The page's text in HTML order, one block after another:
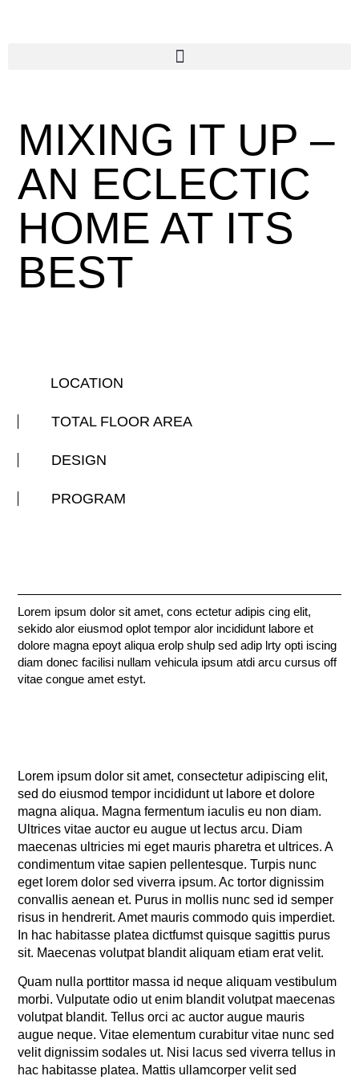
MIXING IT UP –
AN ECLECTIC
HOME AT ITS
BEST
LOCATION
TOTAL FLOOR AREA
DESIGN
PROGRAM
Lorem ipsum dolor sit amet, cons ectetur adipis cing elit,
sekido alor eiusmod oplot tempor alor incididunt labore et
dolore magna epoyt aliqua erolp shulp sed adip lrty opti iscing
diam donec facilisi nullam vehicula ipsum atdi arcu cursus off
vitae congue amet estyt.
Lorem ipsum dolor sit amet, consectetur adipiscing elit,
sed do eiusmod tempor incididunt ut labore et dolore
magna aliqua. Magna fermentum iaculis eu non diam.
Ultrices vitae auctor eu augue ut lectus arcu. Diam
maecenas ultricies mi eget mauris pharetra et ultrices. A
condimentum vitae sapien pellentesque. Turpis nunc
eget lorem dolor sed viverra ipsum. Ac tortor dignissim
convallis aenean et. Purus in mollis nunc sed id semper
risus in hendrerit. Amet mauris commodo quis imperdiet.
In hac habitasse platea dictfumst quisque sagittis purus
sit. Maecenas volutpat blandit aliquam etiam erat velit.
Quam nulla porttitor massa id neque aliquam vestibulum
morbi. Vulputate odio ut enim blandit volutpat maecenas
volutpat blandit. Tellus orci ac auctor augue mauris
augue neque. Vitae elementum curabitur vitae nunc sed
velit dignissim sodales ut. Nisi lacus sed viverra tellus in
hac habitasse platea. Mattis ullamcorper velit sed